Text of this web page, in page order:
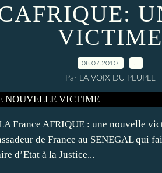
VICTIME
08.07.2010
Par LA VOIX DU PEUPLE
France AFRIQUE : une nouvelle
de France au SENEGAL qui
d’Etat à la Justice...